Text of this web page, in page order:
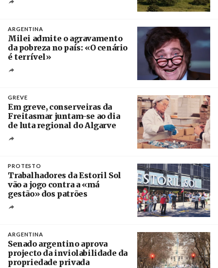
ARGENTINA
Milei admite o agravamento
da pobreza no país: «O cenário
é terrível»
GREVE
Em greve, conserveiras da
Freitasmar juntam-se ao dia
de luta regional do Algarve
PROTESTO
Trabalhadores da Estoril Sol
vão a jogo contra a «má
gestão» dos patrões
ARGENTINA
Senado argentino aprova
projecto da inviolabilidade da
propriedade privada